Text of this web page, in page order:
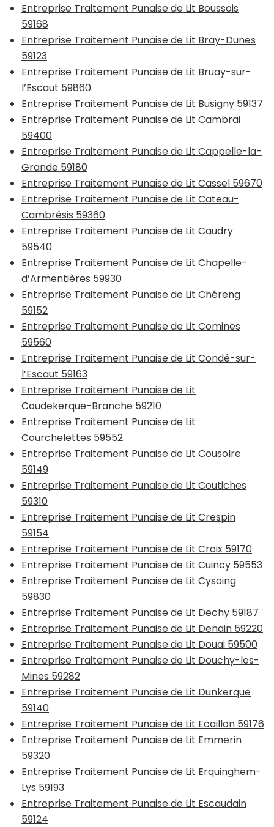
Entreprise Traitement Punaise de Lit Boussois
59168
Entreprise Traitement Punaise de Lit Bray-Dunes
59123
Entreprise Traitement Punaise de Lit Bruay-sur-
l’Escaut 59860
Entreprise Traitement Punaise de Lit Busigny 59137
Entreprise Traitement Punaise de Lit Cambrai
59400
Entreprise Traitement Punaise de Lit Cappelle-la-
Grande 59180
Entreprise Traitement Punaise de Lit Cassel 59670
Entreprise Traitement Punaise de Lit Cateau-
Cambrésis 59360
Entreprise Traitement Punaise de Lit Caudry
59540
Entreprise Traitement Punaise de Lit Chapelle-
d’Armentières 59930
Entreprise Traitement Punaise de Lit Chéreng
59152
Entreprise Traitement Punaise de Lit Comines
59560
Entreprise Traitement Punaise de Lit Condé-sur-
l’Escaut 59163
Entreprise Traitement Punaise de Lit
Coudekerque-Branche 59210
Entreprise Traitement Punaise de Lit
Courchelettes 59552
Entreprise Traitement Punaise de Lit Cousolre
59149
Entreprise Traitement Punaise de Lit Coutiches
59310
Entreprise Traitement Punaise de Lit Crespin
59154
Entreprise Traitement Punaise de Lit Croix 59170
Entreprise Traitement Punaise de Lit Cuincy 59553
Entreprise Traitement Punaise de Lit Cysoing
59830
Entreprise Traitement Punaise de Lit Dechy 59187
Entreprise Traitement Punaise de Lit Denain 59220
Entreprise Traitement Punaise de Lit Douai 59500
Entreprise Traitement Punaise de Lit Douchy-les-
Mines 59282
Entreprise Traitement Punaise de Lit Dunkerque
59140
Entreprise Traitement Punaise de Lit Ecaillon 59176
Entreprise Traitement Punaise de Lit Emmerin
59320
Entreprise Traitement Punaise de Lit Erquinghem-
Lys 59193
Entreprise Traitement Punaise de Lit Escaudain
59124